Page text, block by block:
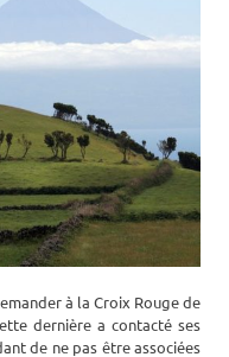
à la Croix Rouge de
dernière a contacté ses
de ne pas être associées